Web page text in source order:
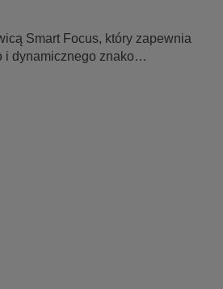
Smart Focus, który zapewnia
i dynamicznego znako…